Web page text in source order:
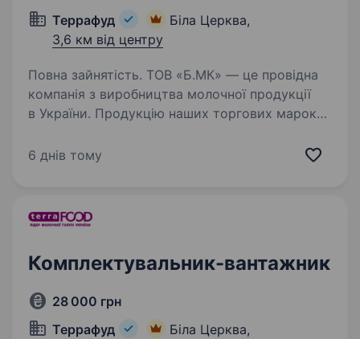
Террафуд
Біла Церква,
3,6 км від центру
Повна зайнятість. ТОВ «Б.МК» — це провідна
компанія з виробництва молочної продукції
в України. Продукцію наших торгових марок
зі збільшення обсягів виробництва
6 днів тому
Комплектувальник-вантажник
28 000 грн
Террафуд
Біла Церква,